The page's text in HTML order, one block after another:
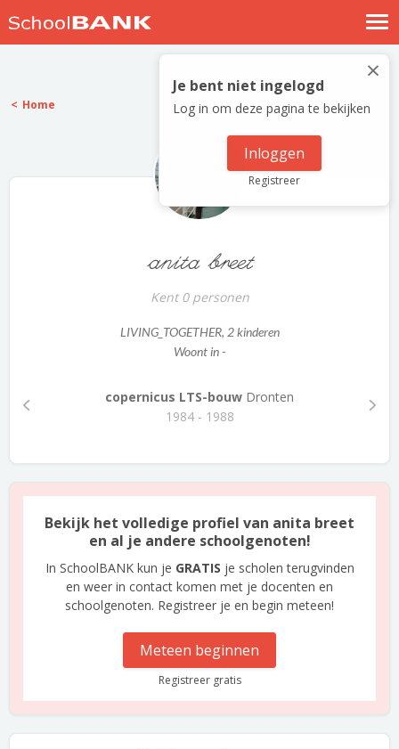
Nostalgische verhalen
Log in
Meld je gratis aan
×
Je bent niet ingelogd
Log in om deze pagina te bekijken
Inloggen
Registreer
Home
anita breet
Kent 0 personen
LIVING_TOGETHER, 2 kinderen
Woont in -
copernicus LTS-bouw Dronten
1984 - 1988
Bekijk het volledige profiel van anita breet
en al je andere schoolgenoten!
In SchoolBANK kun je GRATIS je scholen terugvinden
en weer in contact komen met je docenten en
schoolgenoten. Registreer je en begin meteen!
Meteen beginnen
Registreer gratis